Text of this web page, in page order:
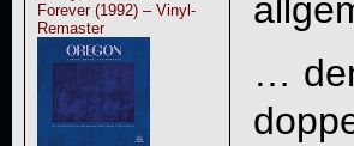
Forever (1992) – Vinyl-
Remaster
…